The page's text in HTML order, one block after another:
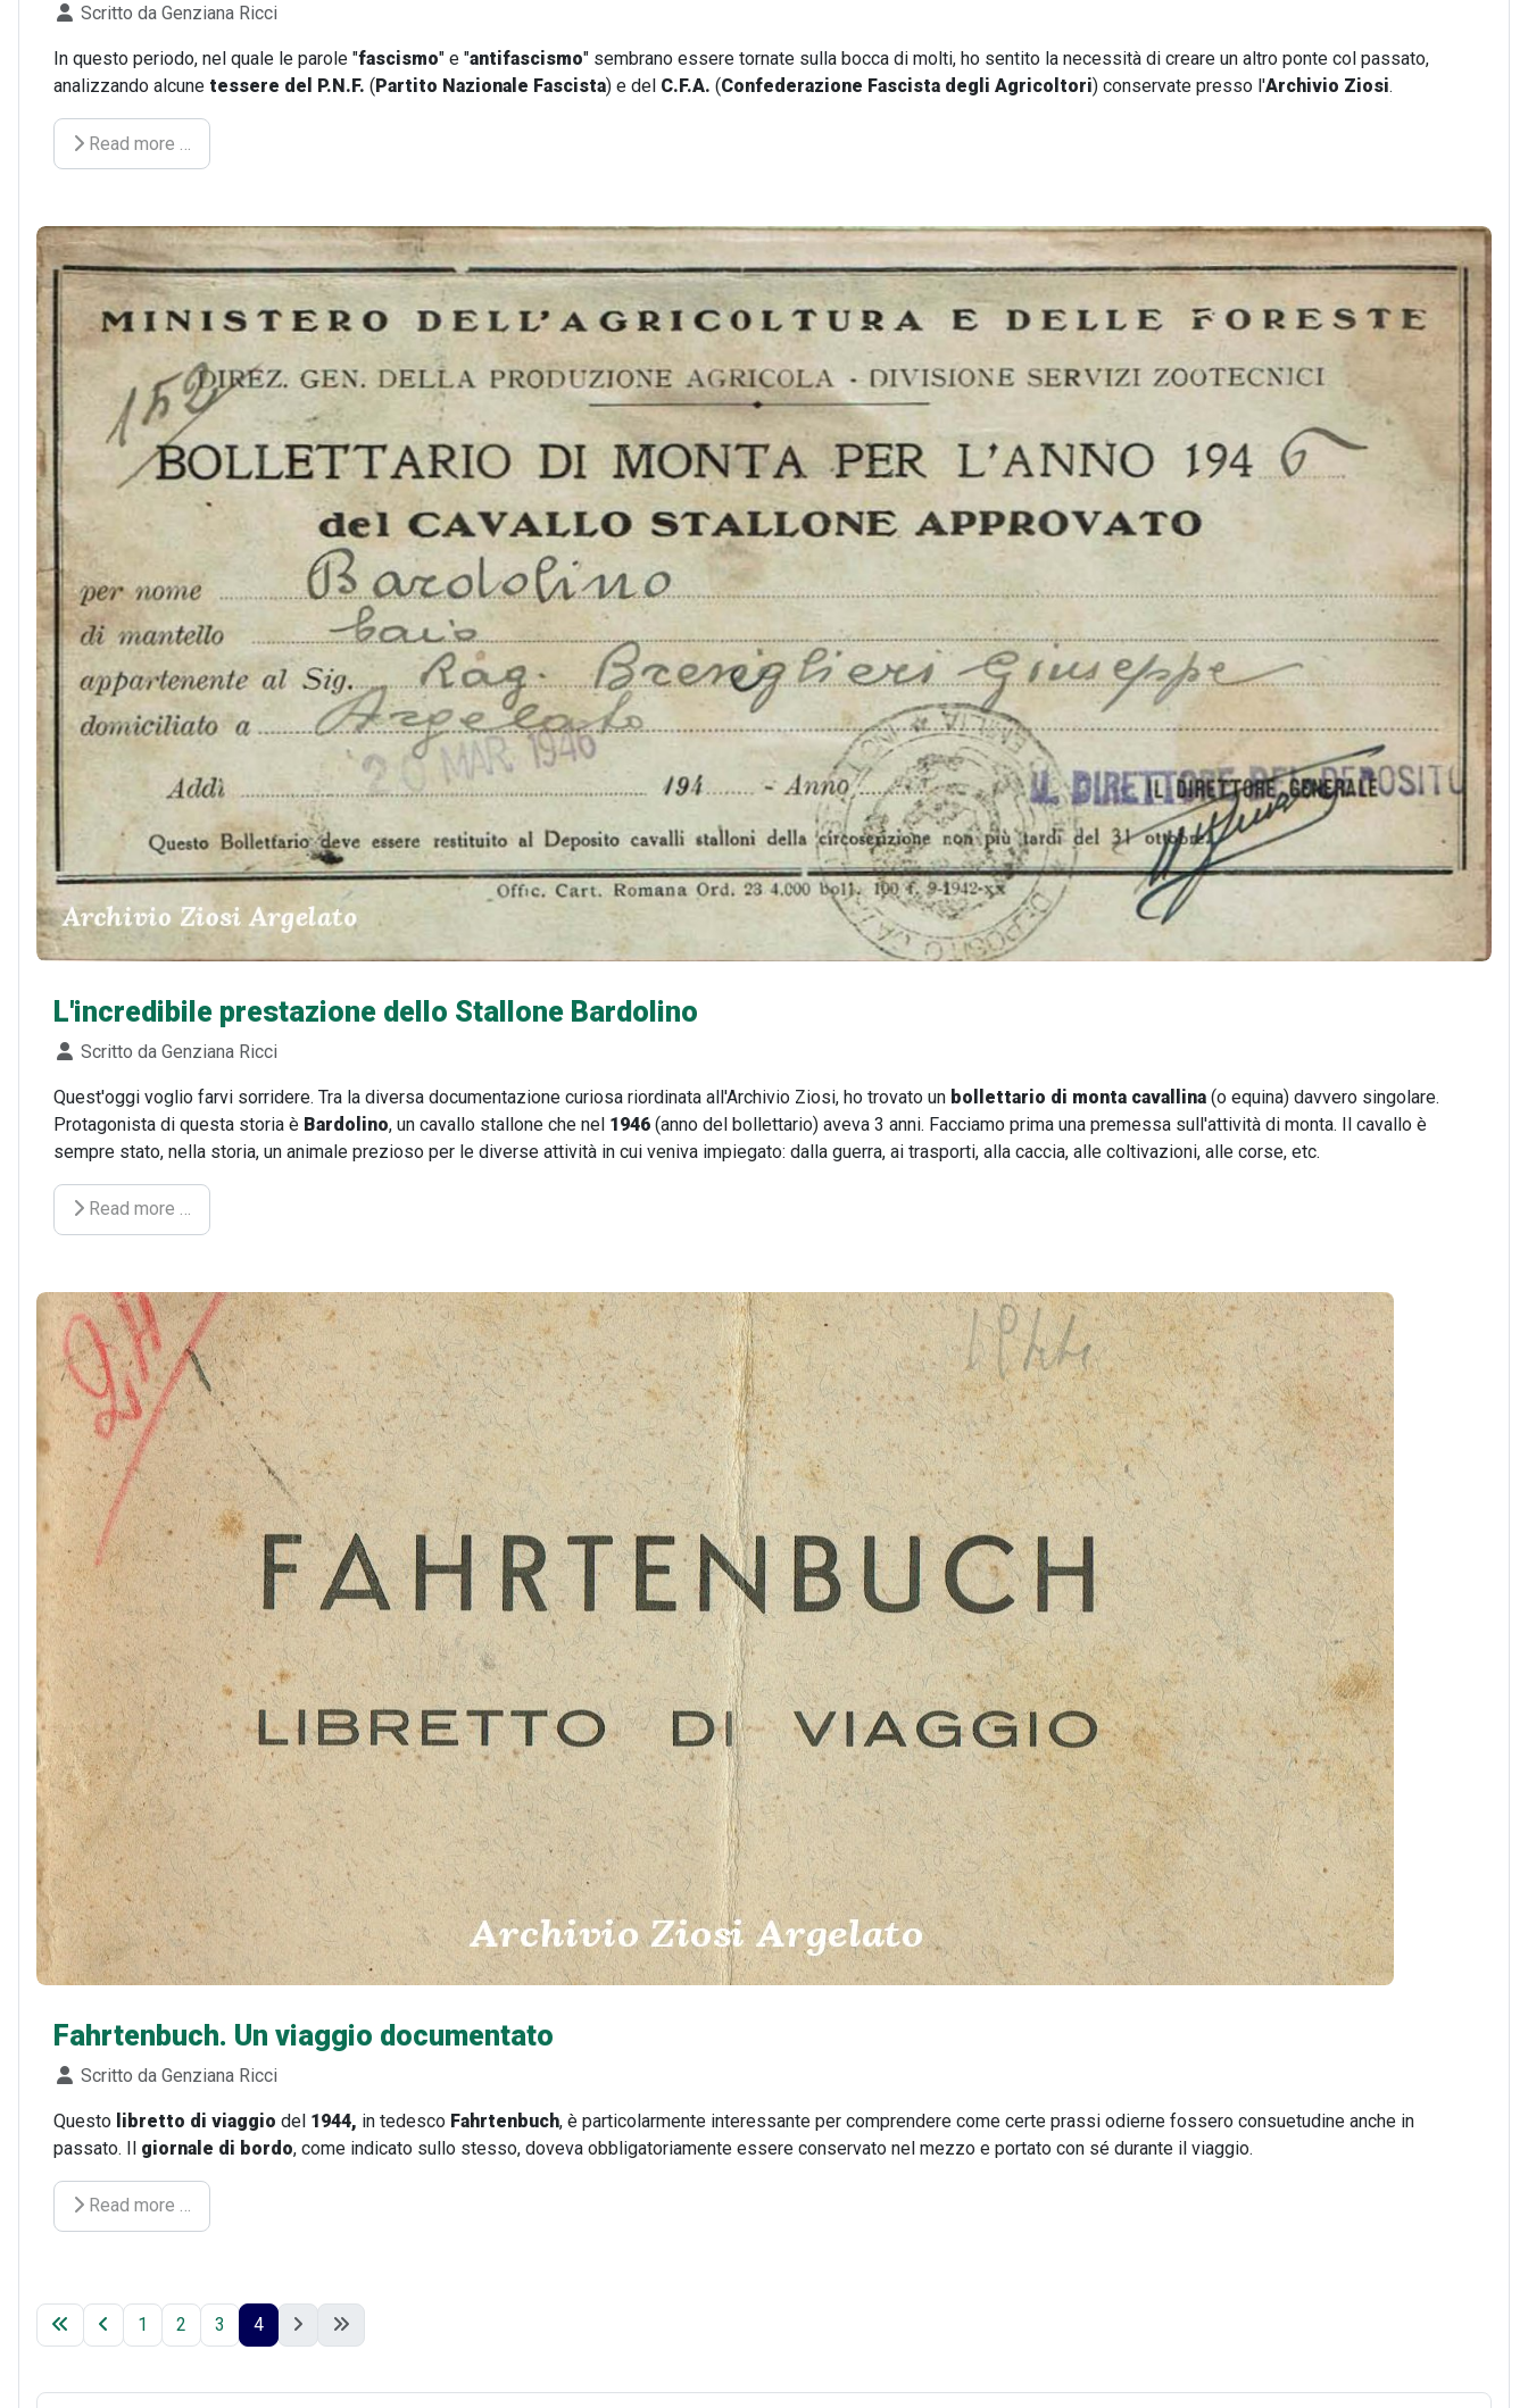
Dettagli
Scritto da Genziana Ricci
In questo periodo, nel quale le parole "fascismo" e "antifascismo" sembrano essere tornate sulla bocca di molti, ho sentito la necessità di creare un altro ponte col passato,
analizzando alcune tessere del P.N.F. (Partito Nazionale Fascista) e del C.F.A. (Confederazione Fascista degli Agricoltori) conservate presso l'Archivio Ziosi.
Read more …
L'incredibile prestazione dello Stallone Bardolino
Dettagli
Scritto da Genziana Ricci
Quest'oggi voglio farvi sorridere. Tra la diversa documentazione curiosa riordinata all'Archivio Ziosi, ho trovato un bollettario di monta cavallina (o equina) davvero singolare.
Protagonista di questa storia è Bardolino, un cavallo stallone che nel 1946 (anno del bollettario) aveva 3 anni. Facciamo prima una premessa sull'attività di monta. Il cavallo è
sempre stato, nella storia, un animale prezioso per le diverse attività in cui veniva impiegato: dalla guerra, ai trasporti, alla caccia, alle coltivazioni, alle corse, etc.
Read more …
Fahrtenbuch. Un viaggio documentato
Dettagli
Scritto da Genziana Ricci
Questo libretto di viaggio del 1944, in tedesco Fahrtenbuch, è particolarmente interessante per comprendere come certe prassi odierne fossero consuetudine anche in
passato. Il giornale di bordo, come indicato sullo stesso, doveva obbligatoriamente essere conservato nel mezzo e portato con sé durante il viaggio.
Read more …
1 2 3 4